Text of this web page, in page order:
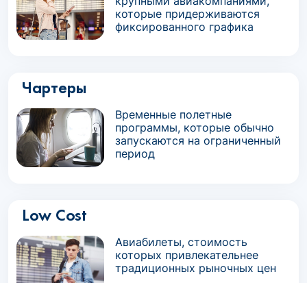
которые придерживаются
фиксированного графика
Чартеры
Временные полетные
программы, которые обычно
запускаются на ограниченный
период
Low Cost
Авиабилеты, стоимость
которых привлекательнее
традиционных рыночных цен